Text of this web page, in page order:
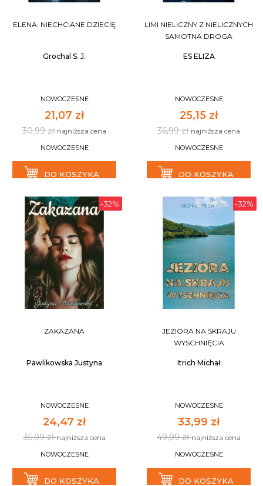
ELENA. NIECHCIANE DZIECIĘ
Grochal S. J.
NOWOCZESNE
21,07 zł
30,99 złnajniższa cena
NOWOCZESNE
DO KOSZYKA
LIMI NIELICZNY Z NIELICZNYCH
SAMOTNA DROGA
ES ELIZA
NOWOCZESNE
25,15 zł
36,99 złnajniższa cena
NOWOCZESNE
DO KOSZYKA
-32%
ZAKAZANA
Pawlikowska Justyna
NOWOCZESNE
24,47 zł
35,99 złnajniższa cena
NOWOCZESNE
DO KOSZYKA
-32%
JEZIORA NA SKRAJU
WYSCHNIĘCIA
Itrich Michał
NOWOCZESNE
33,99 zł
49,99 złnajniższa cena
NOWOCZESNE
DO KOSZYKA